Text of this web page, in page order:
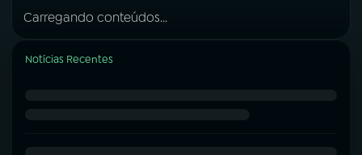
Carregando conteúdos...
Notícias Recentes